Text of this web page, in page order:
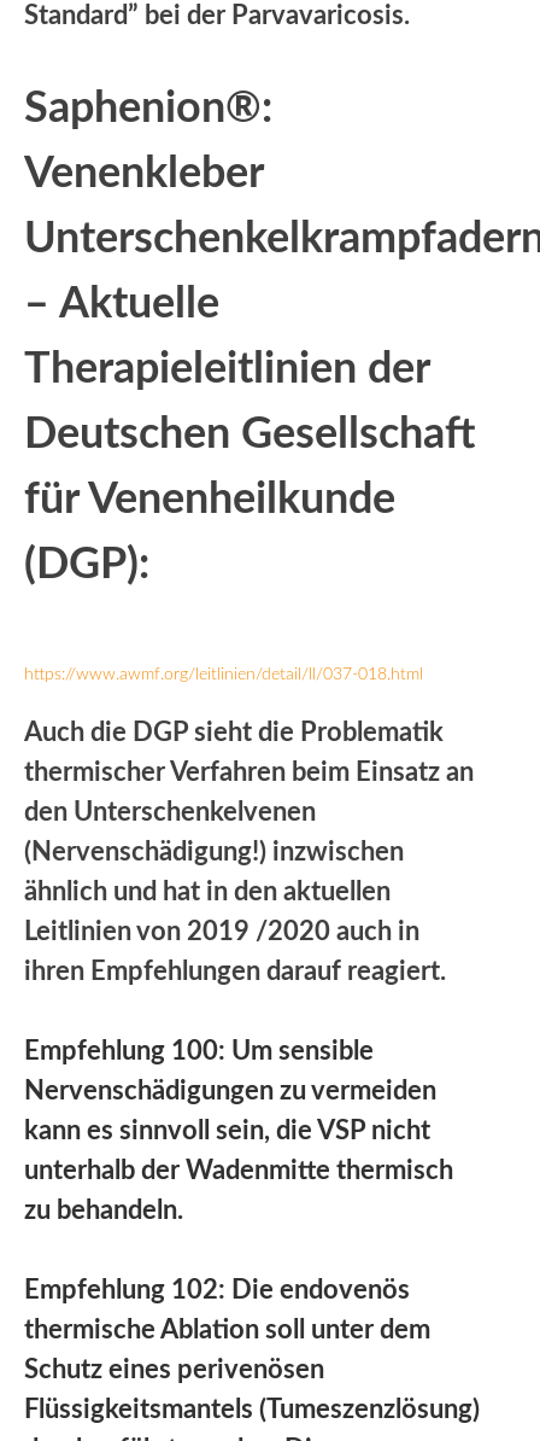
Standard” bei der Parvavaricosis.
Saphenion®:
Venenkleber
– Aktuelle
Therapieleitlinien der
Deutschen Gesellschaft
für Venenheilkunde
(DGP):
https://www.awmf.org/leitlinien/detail/ll/037-018.html
Auch die DGP sieht die Problematik
thermischer Verfahren beim Einsatz an
den Unterschenkelvenen
(Nervenschädigung!) inzwischen
ähnlich und hat in den aktuellen
Leitlinien von 2019 /2020 auch in
ihren Empfehlungen darauf reagiert.
Empfehlung 100: Um sensible
Nervenschädigungen zu vermeiden
kann es sinnvoll sein, die VSP nicht
unterhalb der Wadenmitte thermisch
zu behandeln.
Empfehlung 102: Die endovenös
thermische Ablation soll unter dem
Schutz eines perivenösen
Flüssigkeitsmantels (Tumeszenzlösung)